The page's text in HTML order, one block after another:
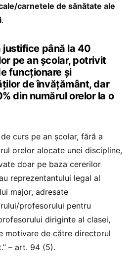
carnetele de sănătate ale
.
justifice până la 40
pe an școlar, potrivit
funcționare și
de învățământ, dar
din numărul orelor la o
curs pe an şcolar, fără a
orelor alocate unei discipline,
doar pe baza cererilor
reprezentantului legal al
major, adresate
profesorului pentru
diriginte al clasei,
motivare de către directorul
– art. 94 (5).